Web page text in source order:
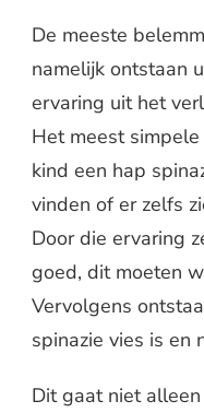
De meeste
namelijk ontstaan
ervaring uit het
Het meest
kind een hap
vinden of er zelfs
Door die ervaring
goed, dit moeten
Vervolgens
spinazie vies is en
Dit gaat niet